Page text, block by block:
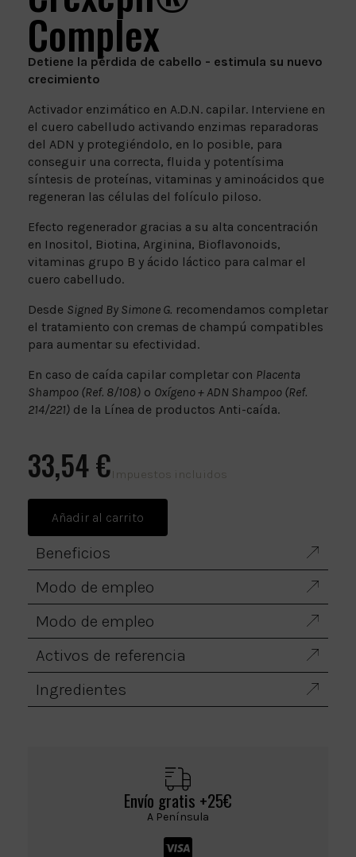
Complex
Detiene la pérdida de cabello - estimula su nuevo
crecimiento
Activador enzimático en A.D.N. capilar. Interviene en
el cuero cabelludo activando enzimas reparadoras
del ADN y protegiéndolo, en lo posible, para
conseguir una correcta, fluida y potentísima
síntesis de proteínas, vitaminas y aminoácidos que
regeneran las células del folículo piloso.
Efecto regenerador gracias a su alta concentración
en Inositol, Biotina, Arginina, Bioflavonoids,
vitaminas grupo B y ácido láctico para calmar el
cuero cabelludo.
Desde Signed By Simone G. recomendamos completar
el tratamiento con cremas de champú compatibles
para aumentar su efectividad.
En caso de caída capilar completar con Placenta
Shampoo (Ref. 8/108) o Oxígeno + ADN Shampoo (Ref.
214/221) de la Línea de productos Anti-caída.
33,54 €Impuestos incluidos
Añadir al carrito
Beneficios
Modo de empleo
Modo de empleo
Activos de referencia
Ingredientes
Envío gratis +25€
A Península